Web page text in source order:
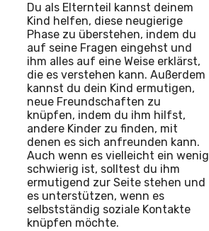
Du als Elternteil kannst deinem
Kind helfen, diese neugierige
Phase zu überstehen, indem du
auf seine Fragen eingehst und
ihm alles auf eine Weise erklärst,
die es verstehen kann. Außerdem
kannst du dein Kind ermutigen,
neue Freundschaften zu
knüpfen, indem du ihm hilfst,
andere Kinder zu finden, mit
denen es sich anfreunden kann.
Auch wenn es vielleicht ein wenig
schwierig ist, solltest du ihm
ermutigend zur Seite stehen und
es unterstützen, wenn es
selbstständig soziale Kontakte
knüpfen möchte.